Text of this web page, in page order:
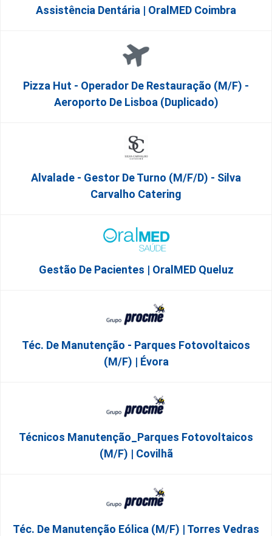
Assistência Dentária | OralMED Coimbra
Pizza Hut - Operador De Restauração (m/f) -
Aeroporto De Lisboa (Duplicado)
Alvalade - Gestor De Turno (m/f/d) - Silva
Carvalho Catering
Gestão De Pacientes | OralMED Queluz
Téc. De Manutenção - Parques Fotovoltaicos
(m/f) | Évora
Técnicos Manutenção_Parques Fotovoltaicos
(m/f) | Covilhã
Téc. De Manutenção Eólica (m/f) | Torres Vedras